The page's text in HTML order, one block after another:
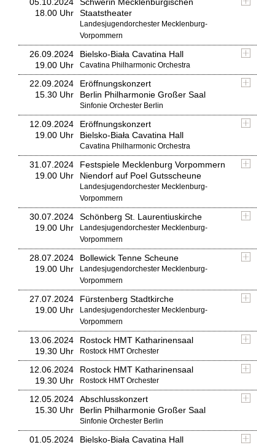
18.00 Uhr
Staatstheater
Landesjugendorchester Mecklenburg-
Vorpommern
26.09.2024
19.00 Uhr
Bielsko-Biała Cavatina Hall
Cavatina Philharmonic Orchestra
22.09.2024
15.30 Uhr
Eröffnungskonzert
Berlin Philharmonie Großer Saal
Sinfonie Orchester Berlin
12.09.2024
19.00 Uhr
Eröffnungskonzert
Bielsko-Biała Cavatina Hall
Cavatina Philharmonic Orchestra
31.07.2024
19.00 Uhr
Festspiele Mecklenburg Vorpommern
Niendorf auf Poel Gutsscheune
Landesjugendorchester Mecklenburg-
Vorpommern
30.07.2024
19.00 Uhr
Schönberg St. Laurentiuskirche
Landesjugendorchester Mecklenburg-
Vorpommern
28.07.2024
19.00 Uhr
Bollewick Tenne Scheune
Landesjugendorchester Mecklenburg-
Vorpommern
27.07.2024
19.00 Uhr
Fürstenberg Stadtkirche
Landesjugendorchester Mecklenburg-
Vorpommern
13.06.2024
19.30 Uhr
Rostock HMT Katharinensaal
Rostock HMT Orchester
12.06.2024
19.30 Uhr
Rostock HMT Katharinensaal
Rostock HMT Orchester
12.05.2024
15.30 Uhr
Abschlusskonzert
Berlin Philharmonie Großer Saal
Sinfonie Orchester Berlin
01.05.2024
Bielsko-Biała Cavatina Hall